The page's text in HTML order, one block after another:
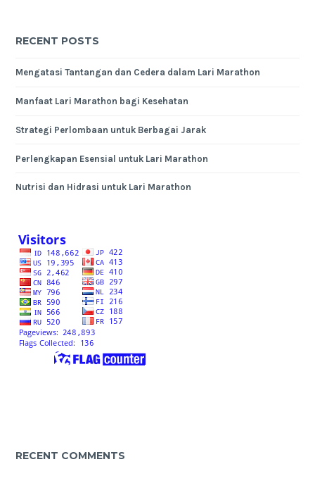
RECENT POSTS
Mengatasi Tantangan dan Cedera dalam Lari Marathon
Manfaat Lari Marathon bagi Kesehatan
Strategi Perlombaan untuk Berbagai Jarak
Perlengkapan Esensial untuk Lari Marathon
Nutrisi dan Hidrasi untuk Lari Marathon
RECENT COMMENTS